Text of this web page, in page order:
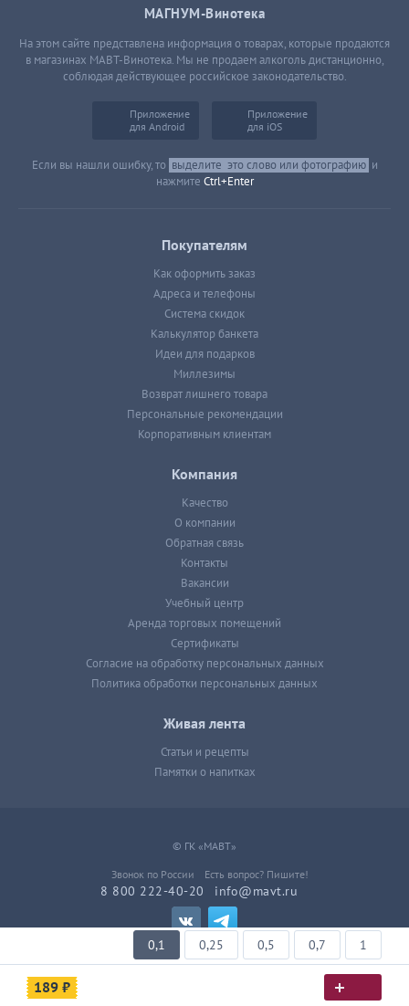
189 ₽
0,1 0,25 0,5 0,7 1
МАГНУМ-Винотека
На этом сайте представлена информация о товарах, которые продаются
в магазинах МАВТ-Винотека. Мы не продаем алкоголь дистанционно,
соблюдая действующее российское законодательство.
Приложение
для Android
Приложение
для iOS
Если вы нашли ошибку, то выделите это слово или фотографию и
нажмите Ctrl+Enter
Покупателям
Как оформить заказ
Адреса и телефоны
Система скидок
Калькулятор банкета
Идеи для подарков
Миллезимы
Возврат лишнего товара
Персональные рекомендации
Корпоративным клиентам
Компания
Качество
О компании
Обратная связь
Контакты
Вакансии
Учебный центр
Аренда торговых помещений
Сертификаты
Согласие на обработку персональных данных
Политика обработки персональных данных
Живая лента
Статьи и рецепты
Памятки о напитках
© ГК «МАВТ»
Звонок по России
8 800 222-40-20
Есть вопрос? Пишите!
info@mavt.ru
Разработка сайта